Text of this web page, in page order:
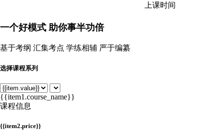
上课时间
一个好模式 助你事半功倍
基于考纲 汇集考点 学练相辅 严于编纂
选择课程系列
{{item1.course_name}}
课程信息
{{item2.price}}